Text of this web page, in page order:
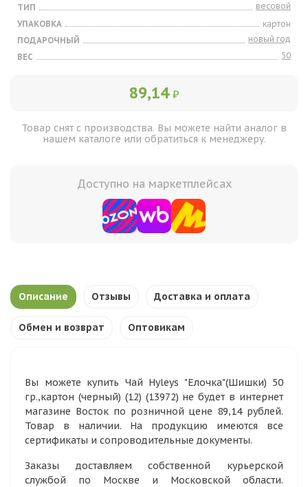
ТИП
весовой
УПАКОВКА
картон
ПОДАРОЧНЫЙ
новый год
ВЕС
50
89,14 ₽
Товар снят с производства. Вы можете найти аналог в
нашем каталоге или обратиться к менеджеру.
Доступно на маркетплейсах
Описание Отзывы Доставка и оплата
Обмен и возврат Оптовикам
Вы можете купить Чай Hyleys "Елочка"(Шишки) 50
гр.,картон (черный) (12) (13972) не будет в интернет
магазине Восток по розничной цене 89,14 рублей.
Товар в наличии. На продукцию имеются все
сертификаты и сопроводительные документы.
Заказы доставляем собственной курьерской
службой по Москве и Московской области.